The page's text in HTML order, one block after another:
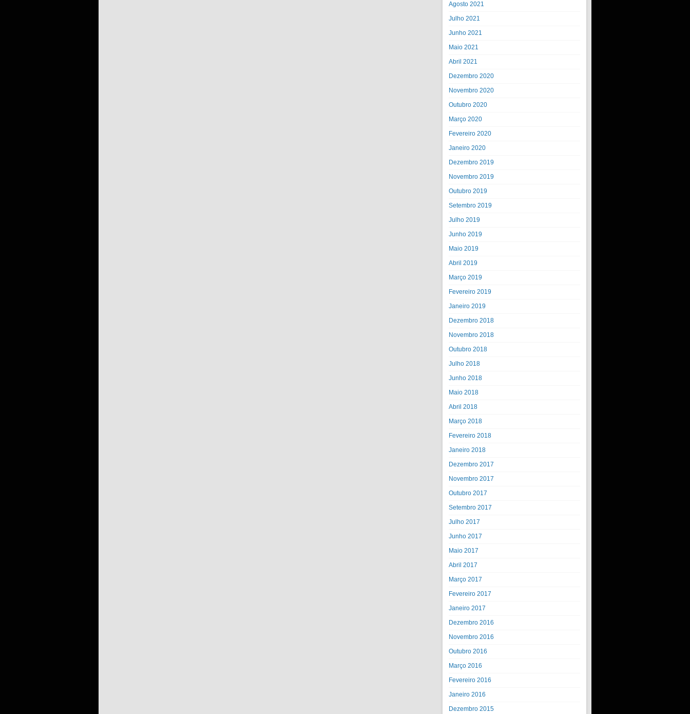
Agosto 2021
Julho 2021
Junho 2021
Maio 2021
Abril 2021
Dezembro 2020
Novembro 2020
Outubro 2020
Março 2020
Fevereiro 2020
Janeiro 2020
Dezembro 2019
Novembro 2019
Outubro 2019
Setembro 2019
Julho 2019
Junho 2019
Maio 2019
Abril 2019
Março 2019
Fevereiro 2019
Janeiro 2019
Dezembro 2018
Novembro 2018
Outubro 2018
Julho 2018
Junho 2018
Maio 2018
Abril 2018
Março 2018
Fevereiro 2018
Janeiro 2018
Dezembro 2017
Novembro 2017
Outubro 2017
Setembro 2017
Julho 2017
Junho 2017
Maio 2017
Abril 2017
Março 2017
Fevereiro 2017
Janeiro 2017
Dezembro 2016
Novembro 2016
Outubro 2016
Março 2016
Fevereiro 2016
Janeiro 2016
Dezembro 2015